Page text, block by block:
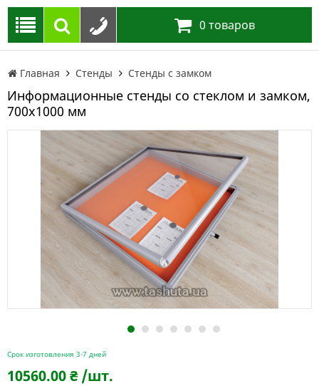
0 товаров
Главная Стенды Стенды с замком
Информационные стенды со стеклом и замком,
700х1000 мм
1 2 3 4 5 6 7
Срок изготовления 3-7 дней
10560.00₴ /шт.